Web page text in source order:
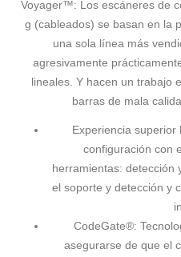
Voyager™: Los escáneres de
g (cableados) se basan en la
una sola línea más
agresivamente
lineales. Y hacen un trabajo
barras de mala
Experiencia superior
configuración con
herramientas: detección
el soporte y detección y
CodeGate®:
asegurarse de que el